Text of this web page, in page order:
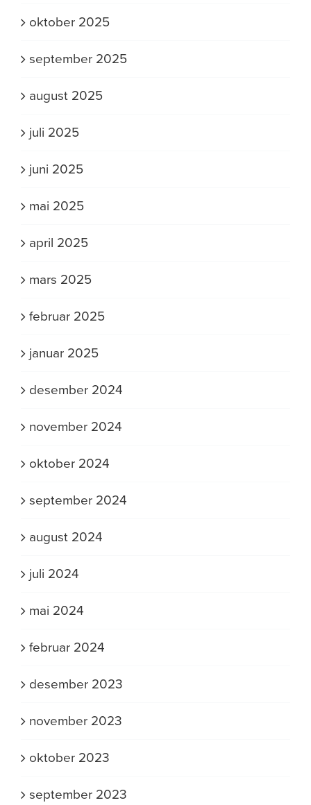
oktober 2025
september 2025
august 2025
juli 2025
juni 2025
mai 2025
april 2025
mars 2025
februar 2025
januar 2025
desember 2024
november 2024
oktober 2024
september 2024
august 2024
juli 2024
mai 2024
februar 2024
desember 2023
november 2023
oktober 2023
september 2023